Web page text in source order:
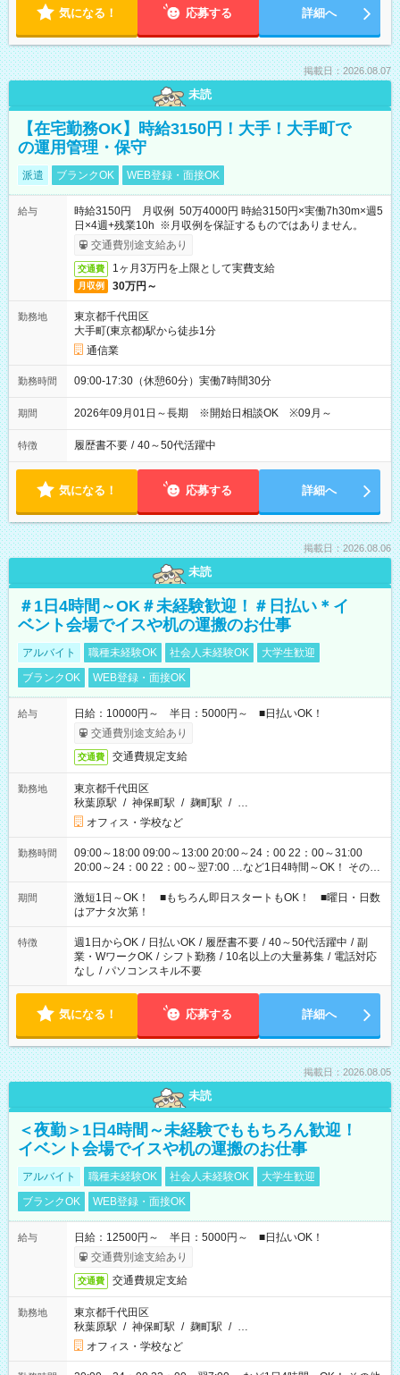
気になる！ 応募する 詳細へ
掲載日：2026.08.07
未読
【在宅勤務OK】時給3150円！大手！大手町で
の運用管理・保守
派遣 ブランクOK WEB登録・面接OK
給与
時給3150円 月収例 50万4000円 時給3150円×実働7h30m×週5
日×4週+残業10h ※月収例を保証するものではありません。
交通費別途支給あり
交通費 1ヶ月3万円を上限として実費支給
月収例 30万円～
勤務地
東京都千代田区
大手町(東京都)駅から徒歩1分
通信業
勤務時間 09:00-17:30（休憩60分）実働7時間30分
期間 2026年09月01日～長期 ※開始日相談OK ※09月～
特徴 履歴書不要 / 40～50代活躍中
気になる！ 応募する 詳細へ
掲載日：2026.08.06
未読
＃1日4時間～OK＃未経験歓迎！＃日払い＊イ
ベント会場でイスや机の運搬のお仕事
アルバイト 職種未経験OK 社会人未経験OK
大学生歓迎
ブランクOK
WEB登録・面接OK
給与
日給：10000円～ 半日：5000円～ ■日払いOK！
交通費別途支給あり
交通費 交通費規定支給
勤務地
東京都千代田区
秋葉原駅 / 神保町駅 / 麹町駅 / …
オフィス・学校など
勤務時間
09:00～18:00 09:00～13:00 20:00～24：00 22：00～31:00
20:00～24：00 22：00～翌7:00 …など1日4時間～OK！ その他
シフトもございます！ お気軽にご相談ください！
期間
激短1日～OK！ ■もちろん即日スタートもOK！ ■曜日・日数
はアナタ次第！
特徴 週1日からOK / 日払いOK / 履歴書不要 / 40～50代活躍中 / 副
業・WワークOK / シフト勤務 / 10名以上の大量募集 / 電話対応
なし / パソコンスキル不要
気になる！ 応募する 詳細へ
掲載日：2026.08.05
未読
＜夜勤＞1日4時間～未経験でももちろん歓迎！
イベント会場でイスや机の運搬のお仕事
アルバイト 職種未経験OK 社会人未経験OK
大学生歓迎
ブランクOK
WEB登録・面接OK
給与
日給：12500円～ 半日：5000円～ ■日払いOK！
交通費別途支給あり
交通費 交通費規定支給
勤務地
東京都千代田区
秋葉原駅 / 神保町駅 / 麹町駅 / …
オフィス・学校など